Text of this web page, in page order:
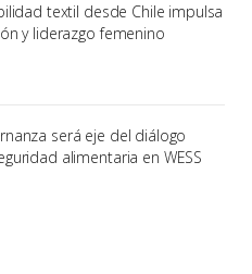
textil desde Chile impulsa
y liderazgo femenino
será eje del diálogo
alimentaria en WESS